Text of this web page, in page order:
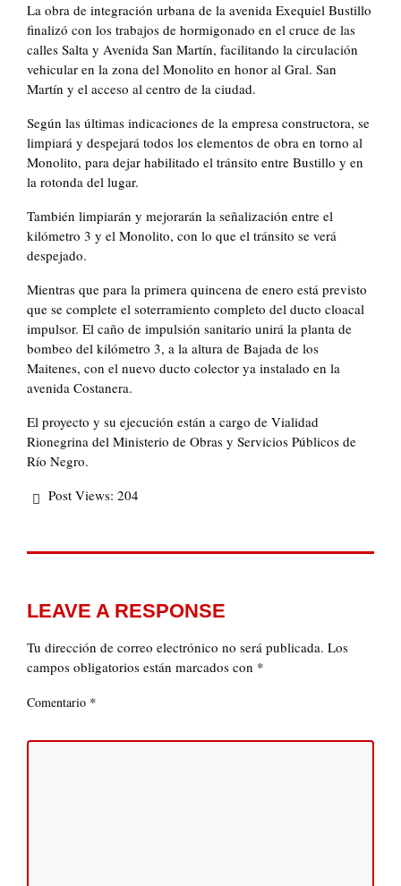
La obra de integración urbana de la avenida Exequiel Bustillo
finalizó con los trabajos de hormigonado en el cruce de las
calles Salta y Avenida San Martín, facilitando la circulación
vehicular en la zona del Monolito en honor al Gral. San
Martín y el acceso al centro de la ciudad.
Según las últimas indicaciones de la empresa constructora, se
limpiará y despejará todos los elementos de obra en torno al
Monolito, para dejar habilitado el tránsito entre Bustillo y en
la rotonda del lugar.
También limpiarán y mejorarán la señalización entre el
kilómetro 3 y el Monolito, con lo que el tránsito se verá
despejado.
Mientras que para la primera quincena de enero está previsto
que se complete el soterramiento completo del ducto cloacal
impulsor. El caño de impulsión sanitario unirá la planta de
bombeo del kilómetro 3, a la altura de Bajada de los
Maitenes, con el nuevo ducto colector ya instalado en la
avenida Costanera.
El proyecto y su ejecución están a cargo de Vialidad
Rionegrina del Ministerio de Obras y Servicios Públicos de
Río Negro.
Post Views: 204
LEAVE A RESPONSE
Tu dirección de correo electrónico no será publicada. Los
campos obligatorios están marcados con *
Comentario *